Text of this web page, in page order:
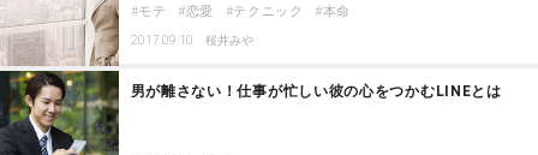
モテ 恋愛 テクニック 本命
2017.09.10 桜井みや
男が離さない！仕事が忙しい彼の心をつかむLINEとは